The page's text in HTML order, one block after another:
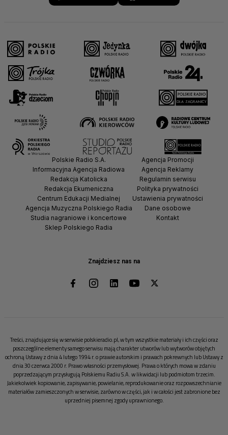
Znajdziesz nas na
Polskie Radio S.A.
Informacyjna Agencja Radiowa
Redakcja Katolicka
Redakcja Ekumeniczna
Centrum Edukacji Medialnej
Agencja Muzyczna Polskiego Radia
Studia nagraniowe i koncertowe
Sklep Polskiego Radia
Agencja Promocji
Agencja Reklamy
Regulamin serwisu
Polityka prywatności
Ustawienia prywatności
Dane osobowe
Kontakt
Treści, znajdujące się w serwisie polskieradio.pl, w tym wszystkie materiały i ich części oraz
poszczególne elementy samego serwisu mają charakter utworów lub wytworów objętych
ochroną Ustawy z dnia 4 lutego 1994 r. o prawie autorskim i prawach pokrewnych lub Ustawy z
dnia 30 czerwca 2000 r. Prawo własności przemysłowej. Prawa o których mowa w zdaniu
poprzedzającym przysługują Polskiemu Radiu S.A. w likwidacji lub podmiotom trzecim.
Jakiekolwiek kopiowanie, zapisywanie, powielanie, reprodukowanie oraz rozpowszechnianie
materiałów zamieszczonych w serwisie, zarówno w części, jak i w całości jest zabronione bez
uprzedniej pisemnej zgody uprawnionego.